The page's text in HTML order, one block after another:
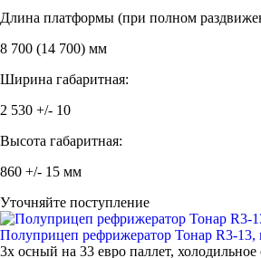
Длина платформы (при полном
8 700 (14 700) мм
Ширина габаритная:
2 530 +/- 10
Высота габаритная:
860 +/- 15 мм
Уточняйте поступление
Полуприцеп рефрижератор Тонар R3-13,
3х осный на 33 евро паллет,